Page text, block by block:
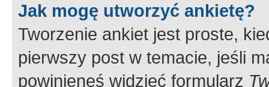
Jak mogę utworzyć ankietę?
Tworzenie ankiet jest proste,
pierwszy post w temacie, jeśli
powinieneś widzieć formularz